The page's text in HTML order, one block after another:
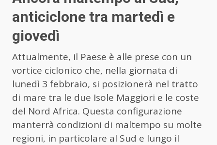
anticiclone tra martedì e
giovedì
Attualmente, il Paese è alle prese con un
vortice ciclonico che, nella giornata di
lunedì 3 febbraio, si posizionerà nel tratto
di mare tra le due Isole Maggiori e le coste
del Nord Africa. Questa configurazione
manterrà condizioni di maltempo su molte
regioni, in particolare al Sud e lungo il